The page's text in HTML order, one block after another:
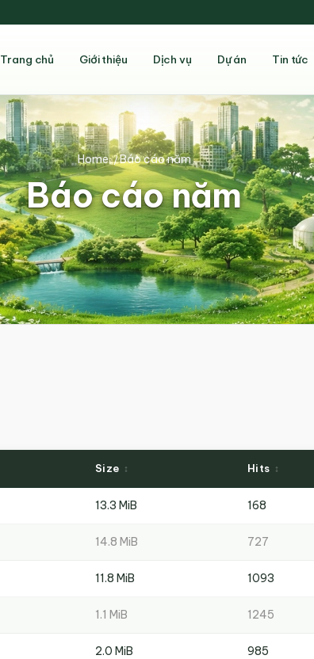
Trang chủ Giới thiệu Dịch vụ Dự án Tin tức
Báo cáo năm
Home /Báo cáo năm
Size Hits
13.3 MiB 168
14.8 MiB 727
11.8 MiB 1093
1.1 MiB 1245
2.0 MiB 985